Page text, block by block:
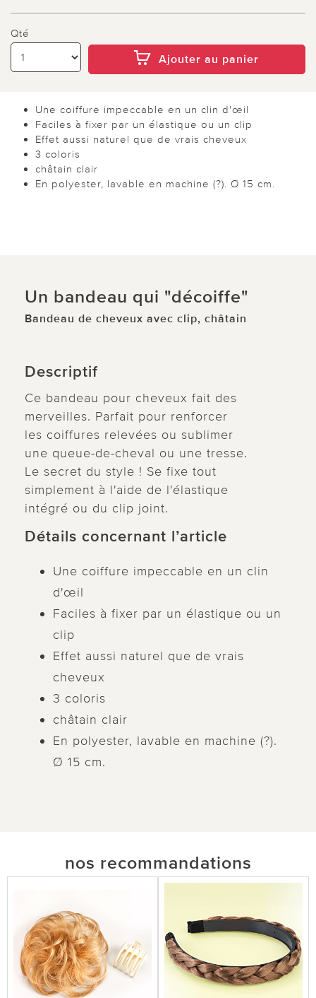
Qté
Ajouter au panier
Une coiffure impeccable en un clin d'œil
Faciles à fixer par un élastique ou un clip
Effet aussi naturel que de vrais cheveux
3 coloris
châtain clair
En polyester, lavable en machine (?). Ø 15 cm.
Un bandeau qui "décoiffe"
Bandeau de cheveux avec clip, châtain
Descriptif
Ce bandeau pour cheveux fait des
merveilles. Parfait pour renforcer
les coiffures relevées ou sublimer
une queue-de-cheval ou une tresse.
Le secret du style ! Se fixe tout
simplement à l'aide de l'élastique
intégré ou du clip joint.
Détails concernant l’article
Une coiffure impeccable en un clin
d'œil
Faciles à fixer par un élastique ou un
clip
Effet aussi naturel que de vrais
cheveux
3 coloris
châtain clair
En polyester, lavable en machine (?).
Ø 15 cm.
nos recommandations